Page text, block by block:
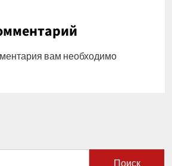
вам необходимо
Поиск